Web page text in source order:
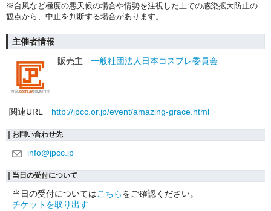
※台風など極度の悪天候の場合や情勢を注視した上での感染拡大防止の
観点から、中止を判断する場合があります。
主催者情報
販売主
一般社団法人日本コスプレ委員会
関連URL http://jpcc.or.jp/event/amazing-grace.html
お問い合わせ先
info@jpcc.jp
当日の受付について
当日の受付についてはこちらをご確認ください。
チケットを取り出す